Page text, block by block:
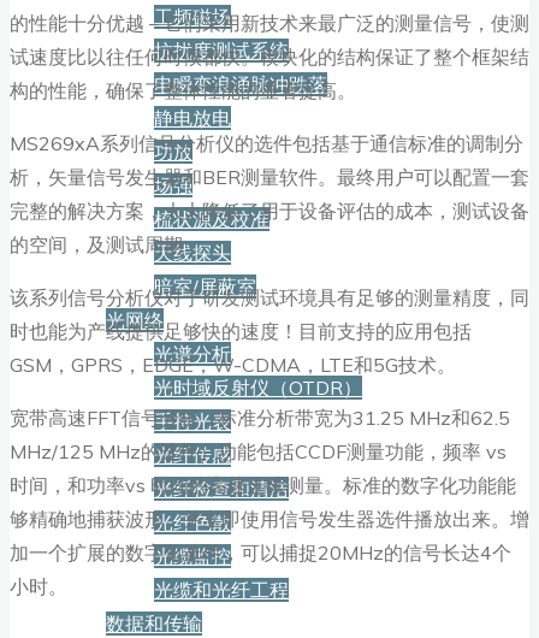
工频磁场
抗扰度测试系统
电瞬变浪涌脉冲跌落
静电放电
功放
场强
梳状源及校准
天线探头
暗室/屏蔽室
光网络
光谱分析
光时域反射仪（OTDR）
手持光表
光纤传感
光纤检查和清洁
光纤色散
光缆监控
光缆和光纤工程
数据和传输
的性能十分优越 – 它们采用新技术来最广泛的测量信号，使测
试速度比以往任何时候都快。模块化的结构保证了整个框架结
构的性能，确保了整体性能的显著提高。
MS269xA系列信号分析仪的选件包括基于通信标准的调制分
析，矢量信号发生器和BER测量软件。最终用户可以配置一套
完整的解决方案，大大降低了用于设备评估的成本，测试设备
的空间，及测试周期。
该系列信号分析仪对于研发测试环境具有足够的测量精度，同
时也能为产线提供足够快的速度！目前支持的应用包括
GSM，GPRS，EDGE，W-CDMA，LTE和5G技术。
宽带高速FFT信号分析（标准分析带宽为31.25 MHz和62.5
MHz/125 MHz的选件）功能包括CCDF测量功能，频率 vs
时间，和功率vs 时间的高速连续测量。标准的数字化功能能
够精确地捕获波形，并立即使用信号发生器选件播放出来。增
加一个扩展的数字化选件，可以捕捉20MHz的信号长达4个
小时。